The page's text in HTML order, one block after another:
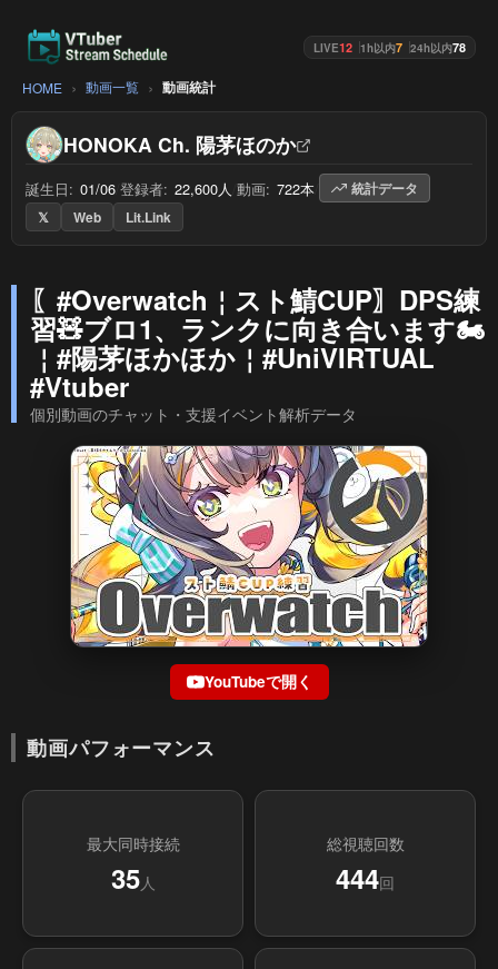
LIVE12 1h以内7 24h以内78
HOME 動画一覧 動画統計
HONOKA Ch. 陽茅ほのか
誕生日: 01/06 登録者: 22,600人 動画: 722本
統計データ
𝕏
Web Lit.Link
〖#Overwatch￤スト鯖CUP〗DPS練
習🧸ブロ1、ランクに向き合います🏍️
￤#陽茅ほかほか￤#UniVIRTUAL
#Vtuber
個別動画のチャット・支援イベント解析データ
YouTubeで開く
動画パフォーマンス
最大同時接続
35人
総視聴回数
444回